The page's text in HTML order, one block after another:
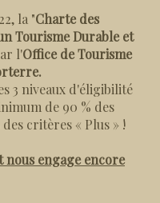
la "Charte des
Tourisme Durable et
l'Office de Tourisme
3 niveaux d'éligibilité
de 90 % des
critères « Plus » !
nous engage encore